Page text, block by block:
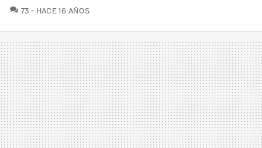
73 COMENTARIOS
HACE 16 AÑOS